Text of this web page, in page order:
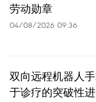
劳动勋章
04/08/2026 09:36
双向远程机器人
于诊疗的突破性